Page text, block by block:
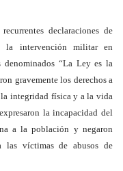
declaraciones de
la intervención militar en
“La Ley es la
gravemente los derechos a
integridad física y a la vida
la incapacidad del
a la población y negaron
las víctimas de abusos de